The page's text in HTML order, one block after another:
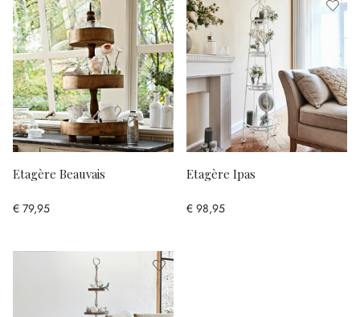
Etagère Beauvais
€ 79,95
Etagère Ipas
€ 98,95